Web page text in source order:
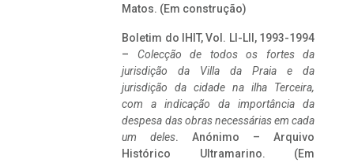
Matos. (Em construção)
Boletim do IHIT, Vol. LI-LII, 1993-1994
– Colecção de todos os fortes da
jurisdição da Villa da Praia e da
jurisdição da cidade na ilha Terceira,
com a indicação da importância da
despesa das obras necessárias em cada
um deles. Anónimo – Arquivo
Histórico Ultramarino. (Em